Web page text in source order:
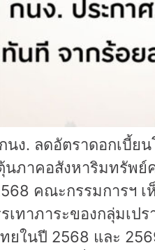
ง. ลดอัตราดอกเบี้ย
ภาคอสังหาริมทรัพย์
คณะกรรมการฯ เ
ทาภาระของกลุ่มเป
ในปี 2568 และ